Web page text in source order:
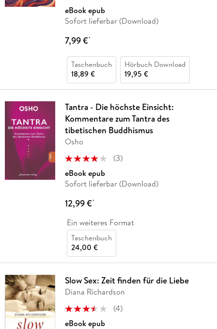
eBook epub
Sofort lieferbar (Download)
7,99 €*
Taschenbuch
18,89 €
Hörbuch Download
19,95 €
Tantra - Die höchste Einsicht:
Kommentare zum Tantra des
tibetischen Buddhismus
Osho
(3)
eBook epub
Sofort lieferbar (Download)
12,99 €*
Ein weiteres Format
Taschenbuch
24,00 €
Slow Sex: Zeit finden für die Liebe
Diana Richardson
(4)
eBook epub